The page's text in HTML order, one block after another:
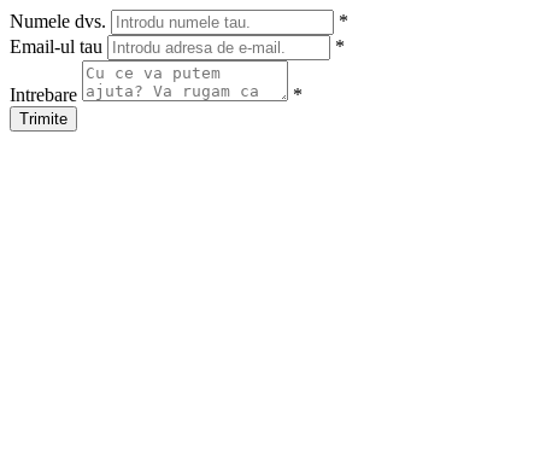
Numele dvs.
*
Email-ul tau
*
Intrebare *
Trimite